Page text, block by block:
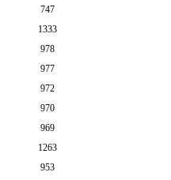
747
1333
978
977
972
970
969
1263
953